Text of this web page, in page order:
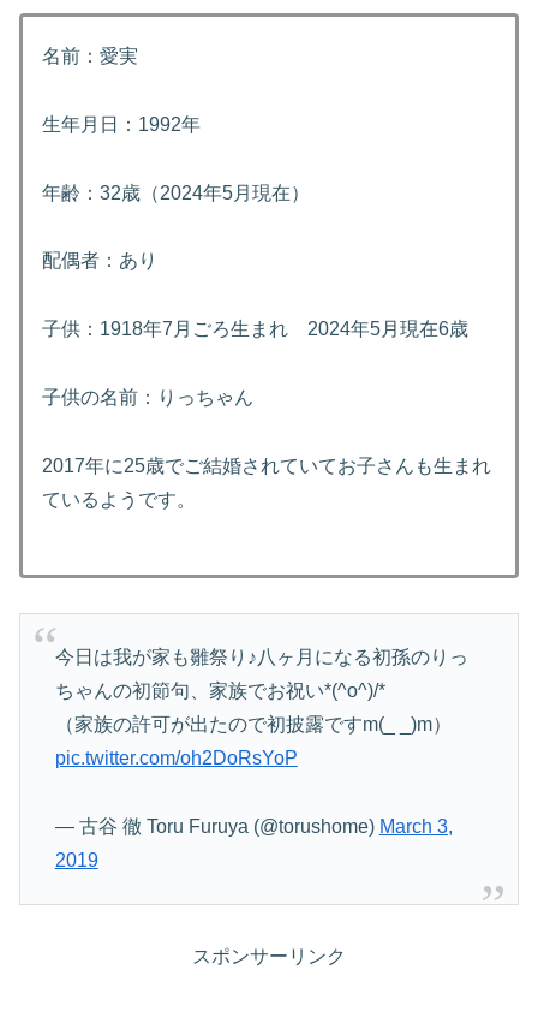
名前：愛実
生年月日：1992年
年齢：32歳（2024年5月現在）
配偶者：あり
子供：1918年7月ごろ生まれ 2024年5月現在6歳
子供の名前：りっちゃん
2017年に25歳でご結婚されていてお子さんも生まれ
ているようです。
今日は我が家も雛祭り♪八ヶ月になる初孫のりっ
ちゃんの初節句、家族でお祝い*(^o^)/*
（家族の許可が出たので初披露ですm(_ _)m）
pic.twitter.com/oh2DoRsYoP
— 古谷 徹 Toru Furuya (@torushome) March 3,
2019
スポンサーリンク